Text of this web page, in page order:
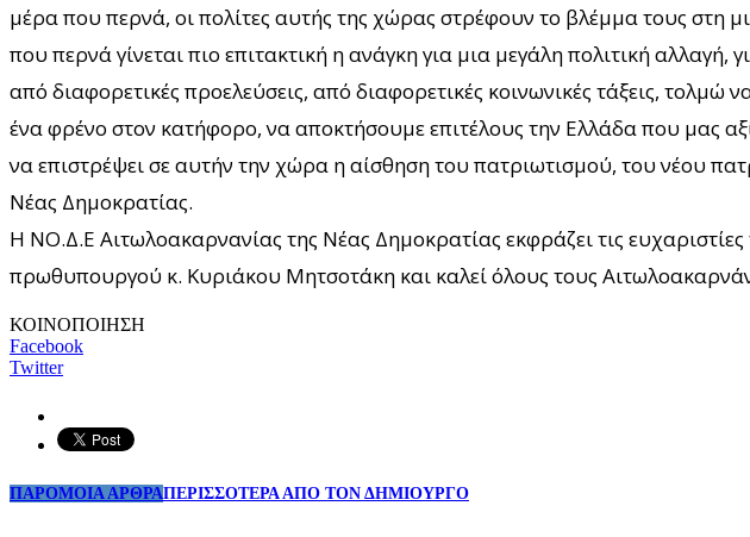
μέρα που περνά, οι πολίτες αυτής της χώρας στρέφουν το βλέμμα τους στη
που περνά γίνεται πιο επιτακτική η ανάγκη για μια μεγάλη πολιτική
από διαφορετικές προελεύσεις, από διαφορετικές κοινωνικές τάξεις,
ένα φρένο στον κατήφορο, να αποκτήσουμε επιτέλους την Ελλάδα που μας
να επιστρέψει σε αυτήν την χώρα η αίσθηση του πατριωτισμού, του νέου
Νέας Δημοκρατίας.
Η ΝΟ.Δ.Ε Αιτωλοακαρνανίας της Νέας Δημοκρατίας εκφράζει τις
πρωθυπουργού κ. Κυριάκου Μητσοτάκη και καλεί όλους τους
ΚΟΙΝΟΠΟΙΗΣΗ
Facebook
Twitter
ΠΑΡΟΜΟΙΑ ΑΡΘΡΑΠΕΡΙΣΣΟΤΕΡΑ ΑΠΟ ΤΟΝ ΔΗΜΙΟΥΡΓΟ